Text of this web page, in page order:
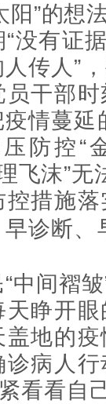
阳”的想
没有证
传人”
干部
情蔓延
防控“
飞沫”
控措施
诊断、
间褶皱”
天睁开
地的
诊病人
看看自